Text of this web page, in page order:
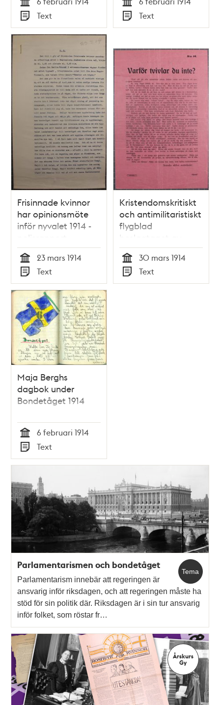
Tid
Typ
Text Tid
Typ
Text
Frisinnade kvinnor
har opinionsmöte
inför nyvalet 1914 -
polisrapport
Tid
23 mars 1914
Typ
Text
Kristendomskritiskt
och antimilitaristiskt
flygblad
beslagtaget av
polisen 1914
Tid
30 mars 1914
Typ
Text
Maja Berghs
dagbok under
Bondetåget 1914
Tid
6 februari 1914
Typ
Text
Tema
Parlamentarismen och bondetåget
Parlamentarism innebär att regeringen är
ansvarig inför riksdagen, och att regeringen måste ha
stöd för sin politik där. Riksdagen är i sin tur ansvarig
inför folket, som röstar fr…
Årskurs
Gy